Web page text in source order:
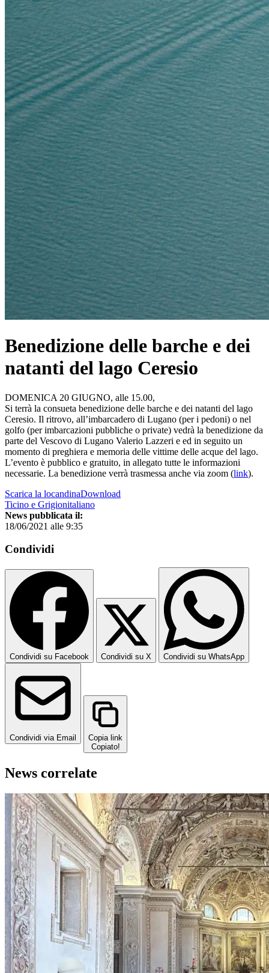
Benedizione delle barche e dei
natanti del lago Ceresio
DOMENICA 20 GIUGNO, alle 15.00,
Si terrà la consueta benedizione delle barche e dei natanti del lago
Ceresio. Il ritrovo, all’imbarcadero di Lugano (per i pedoni) o nel
golfo (per imbarcazioni pubbliche o private) vedrà la benedizione da
parte del Vescovo di Lugano Valerio Lazzeri e ed in seguito un
momento di preghiera e memoria delle vittime delle acque del lago.
L’evento è pubblico e gratuito, in allegato tutte le informazioni
necessarie. La benedizione verrà trasmessa anche via zoom (link).
Scarica la locandinaDownload
Ticino e Grigionitaliano
News pubblicata il:
18/06/2021 alle 9:35
Condividi
Condividi su Facebook Condividi su X Condividi su WhatsApp
Condividi via Email
Copia link
Copiato!
News correlate